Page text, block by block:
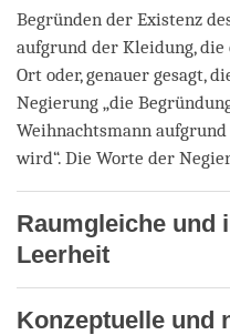
Begründen der Existenz
aufgrund der Kleidung,
Ort oder, genauer gesagt,
Negierung „die
Weihnachtsmann
wird“. Die Worte der
Raumgleiche und
Leerheit
Konzeptuelle und